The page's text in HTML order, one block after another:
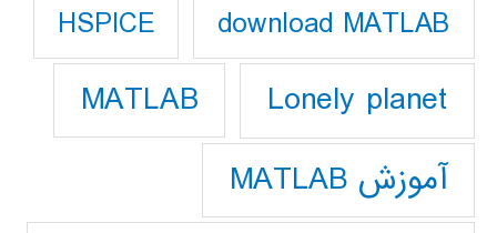
download MATLAB
HSPICE
Lonely planet
MATLAB
آموزش MATLAB